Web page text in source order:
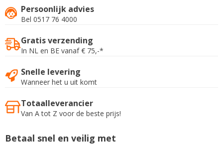
Persoonlijk advies
Bel 0517 76 4000
Gratis verzending
In NL en BE vanaf € 75,-*
Snelle levering
Wanneer het u uit komt
Totaalleverancier
Van A tot Z voor de beste prijs!
Betaal snel en veilig met